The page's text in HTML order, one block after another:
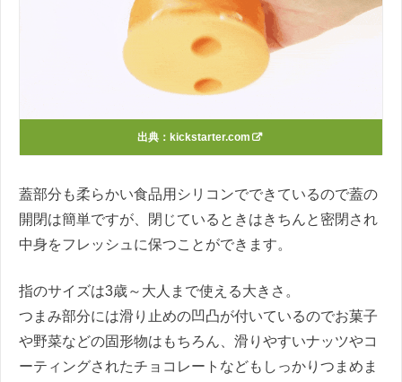
出典： kickstarter.com
蓋部分も柔らかい食品用シリコンでできているので蓋の
開閉は簡単ですが、閉じているときはきちんと密閉され
中身をフレッシュに保つことができます。
指のサイズは3歳～大人まで使える大きさ。
つまみ部分には滑り止めの凹凸が付いているのでお菓子
や野菜などの固形物はもちろん、滑りやすいナッツやコ
ーティングされたチョコレートなどもしっかりつまめま